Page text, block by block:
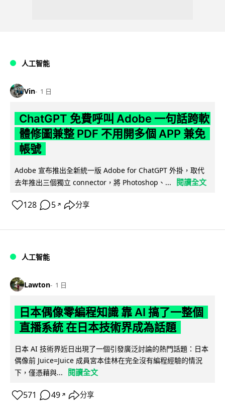
人工智能
Vin 1 日
ChatGPT 免費呼叫 Adobe 一句話跨軟
體修圖兼整 PDF 不用開多個 APP 兼免
帳號
Adobe 宣布推出全新統一版 Adobe for ChatGPT 外掛，取代
去年推出三個獨立 connector，將 Photoshop、...
閱讀全文
128 5 ↗ 分享
人工智能
Lawton 1 日
日本偶像零編程知識 靠 AI 搞了一整個
直播系統 在日本技術界成為話題
日本 AI 技術界近日出現了一個引發廣泛討論的熱門話題：日本
偶像前 Juice=Juice 成員宮本佳林在完全沒有編程經驗的情況
下，僅憑藉與...
閱讀全文
571 49 ↗ 分享